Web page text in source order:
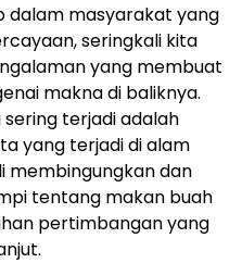
dalam masyarakat yang
seringkali kita
yang membuat
makna di baliknya.
terjadi adalah
yang terjadi di alam
membingungkan dan
tentang makan buah
pertimbangan yang